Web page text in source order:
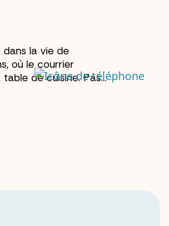
la vie de
où le courrier
de cuisine. Pas
parce qu'on
où commencer.
relances, les délais